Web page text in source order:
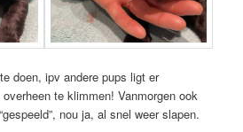
doen, ipv andere pups ligt er
te klimmen! Vanmorgen ook
nou ja, al snel weer slapen.